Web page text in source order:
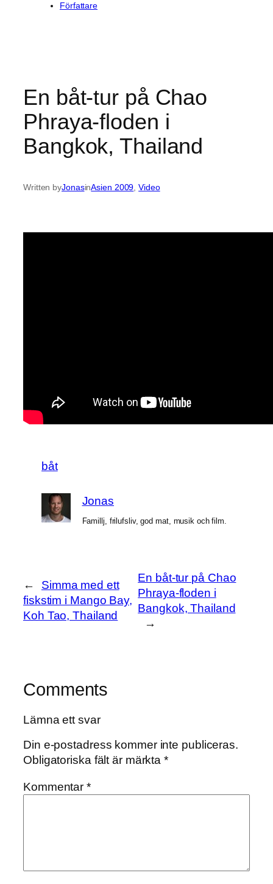
Författare
En båt-tur på Chao
Phraya-floden i
Bangkok, Thailand
Written byJonasinAsien 2009, Video
båt
Jonas
Famillj, frilufsliv, god mat, musik och film.
←
Simma med ett
fiskstim i Mango Bay,
Koh Tao, Thailand
En båt-tur på Chao
Phraya-floden i
Bangkok, Thailand
→
Comments
Lämna ett svar
Din e-postadress kommer inte publiceras.
Obligatoriska fält är märkta*
Kommentar*